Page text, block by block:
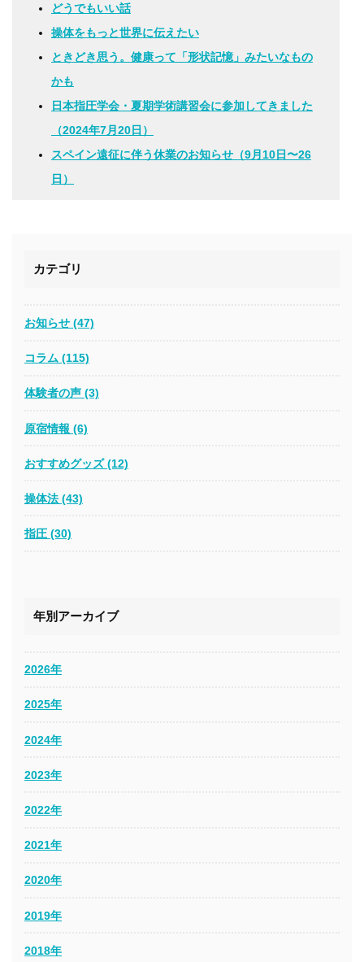
どうでもいい話
操体をもっと世界に伝えたい
ときどき思う。健康って「形状記憶」みたいなもの
かも
日本指圧学会・夏期学術講習会に参加してきました
（2024年7月20日）
スペイン遠征に伴う休業のお知らせ（9月10日〜26
日）
カテゴリ
お知らせ (47)
コラム (115)
体験者の声 (3)
原宿情報 (6)
おすすめグッズ (12)
操体法 (43)
指圧 (30)
年別アーカイブ
2026年
2025年
2024年
2023年
2022年
2021年
2020年
2019年
2018年